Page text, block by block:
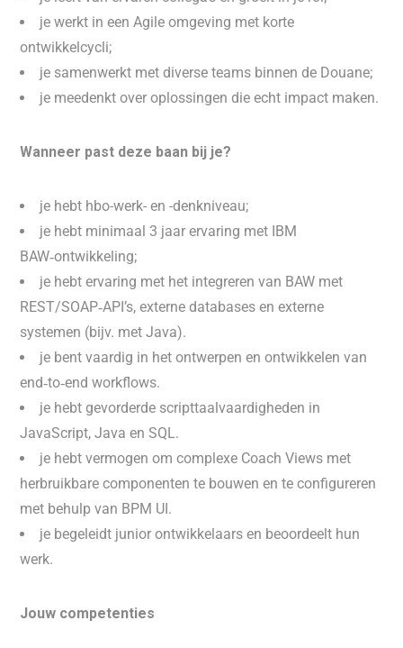
je werkt in een Agile omgeving met korte
ontwikkelcycli;
je samenwerkt met diverse teams binnen de Douane;
je meedenkt over oplossingen die echt impact maken.
Wanneer past deze baan bij je?
je hebt hbo-werk- en -denkniveau;
je hebt minimaal 3 jaar ervaring met IBM
BAW‑ontwikkeling;
je hebt ervaring met het integreren van BAW met
REST/SOAP‑API’s, externe databases en externe
systemen (bijv. met Java).
je bent vaardig in het ontwerpen en ontwikkelen van
end‑to‑end workflows.
je hebt gevorderde scripttaalvaardigheden in
JavaScript, Java en SQL.
je hebt vermogen om complexe Coach Views met
herbruikbare componenten te bouwen en te configureren
met behulp van BPM UI.
je begeleidt junior ontwikkelaars en beoordeelt hun
werk.
Jouw competenties